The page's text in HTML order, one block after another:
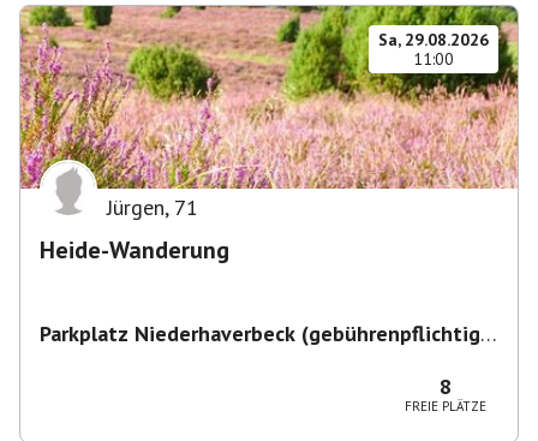
Sa, 29.08.2026
11:00
Jürgen, 71
Heide-Wanderung
Parkplatz Niederhaverbeck (gebührenpflichtig),
8
FREIE PLÄTZE